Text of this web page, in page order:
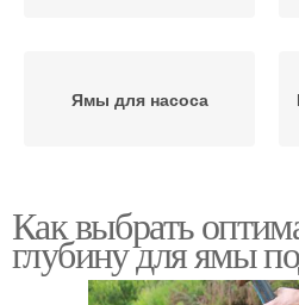
Ямы для насоса
Насос в яме
Как выбрать
глубину для ямы